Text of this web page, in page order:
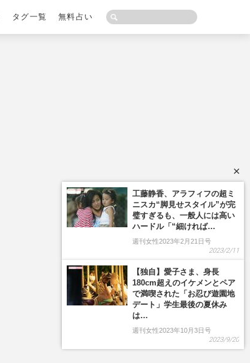
タグ一覧 無料占い
×
工藤静香、アラフィフの超ミ
ニスカ“脚見せスタイル”が完
璧すぎるも、一般人には高い
ハードル「“細ければ…
週刊女性2023年2月21日号
2023/2/11
【独自】愛子さま、身長
180cm超えのイケメンとペア
で満喫された「お忍び遊園地
デート」学生最後の夏休み
は…
週刊女性2023年10月3日号
2023/9/20